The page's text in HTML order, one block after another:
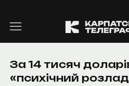
вмісту
За 14 тисяч
«психічний